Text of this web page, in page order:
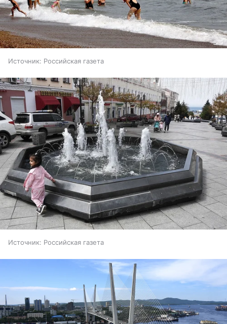
Источник: Российская газета
Источник: Российская газета